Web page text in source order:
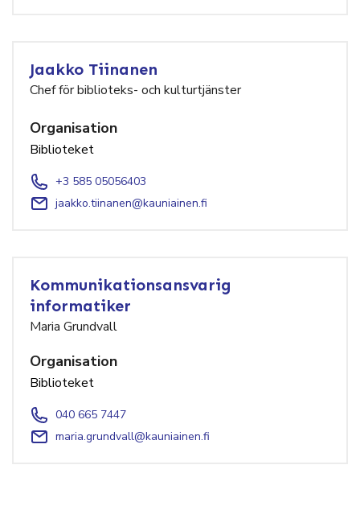
Jaakko Tiinanen
Chef för biblioteks- och kulturtjänster
Organisation
Biblioteket
+3 585 05056403
jaakko.tiinanen@kauniainen.fi
Kommunikationsansvarig
informatiker
Maria Grundvall
Organisation
Biblioteket
040 665 7447
maria.grundvall@kauniainen.fi